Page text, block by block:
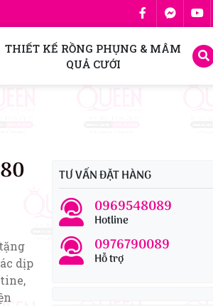
THIẾT KẾ RỒNG PHỤNG & MÂM
QUẢ CƯỚI
TƯ VẤN ĐẶT HÀNG
0969548089
Hotline
0976790089
Hỗ trợ
dịp